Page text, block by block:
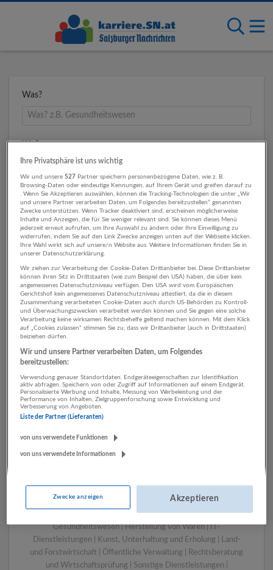
Was?
Wo?
Umkreis
1 Handwerk Finanz- und
Versicherungsleistungen
Unternehmen
Bergheim bei Salzburg
Bau | Beherbergung und Gastronomie | Einzelhandel |
Energieversorgung | Finanz- und Versicherungsleistungen |
Gesundheitswesen | Herstellung von Waren | IT-
Dienstleistungen | Kunst, Unterhaltung und Erholung | Land-
und Forstwirtschaft | Öffentliche Verwaltung | Rechtsberatung
und Wirtschaftsprüfung | Sonstige Dienstleistungen |
Ihre Privatsphäre ist uns wichtig
Wir und unsere527 Partner speichern personenbezogene Daten, wie z. B.
Browsing-Daten oder eindeutige Kennungen, auf Ihrem Gerät und greifen darauf zu
. Wenn Sie Akzeptieren auswählen, können die Tracking-Technologien die unter „Wir
und unsere Partner verarbeiten Daten, um Folgendes bereitzustellen“ genannten
Zwecke unterstützen. Wenn Tracker deaktiviert sind, erscheinen möglicherweise
Inhalte und Anzeigen, die für Sie weniger relevant sind. Sie können dieses Menü
jederzeit erneut aufrufen, um Ihre Auswahl zu ändern oder Ihre Einwilligung zu
widerrufen, indem Sie auf den Link Zwecke anzeigen unten auf der Webseite klicken.
Ihre Wahl wirkt sich auf unsere/n Website aus. Weitere Informationen finden Sie in
unserer Datenschutzerklärung.
Wir ziehen zur Verarbeitung der Cookie-Daten Drittanbieter bei. Diese Drittanbieter
können ihren Sitz in Drittstaaten (wie zum Beispiel den USA) haben, die über kein
angemessenes Datenschutzniveau verfügen. Den USA wird vom Europäischen
Gerichtshof kein angemessenes Datenschutzniveau attestiert, da die in diesem
Zusammenhang verarbeiteten Cookie-Daten auch durch US-Behörden zu Kontroll-
und Überwachungszwecken verarbeitet werden können und Sie gegen eine solche
Verarbeitung keine wirksamen Rechtsbehelfe geltend machen können. Mit dem Klick
auf „Cookies zulassen“ stimmen Sie zu, dass wir Drittanbieter (auch in Drittstaaten)
beiziehen dürfen.
Wir und unsere Partner verarbeiten Daten, um Folgendes
bereitzustellen:
Verwendung genauer Standortdaten. Endgeräteeigenschaften zur Identifikation
aktiv abfragen. Speichern von oder Zugriff auf Informationen auf einem Endgerät.
Personalisierte Werbung und Inhalte, Messung von Werbeleistung und der
Performance von Inhalten, Zielgruppenforschung sowie Entwicklung und
Verbesserung von Angeboten.
Liste der Partner (Lieferanten)
von uns verwendete Funktionen
von uns verwendete Informationen
Zwecke anzeigen Akzeptieren